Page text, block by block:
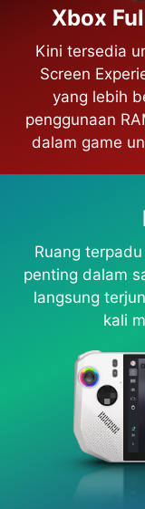
Xbox
Kini tersedia
Screen
yang lebih
penggunaan
dalam game
Ruang
penting dalam
langsung
kali